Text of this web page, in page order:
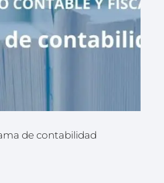
de contabilidad